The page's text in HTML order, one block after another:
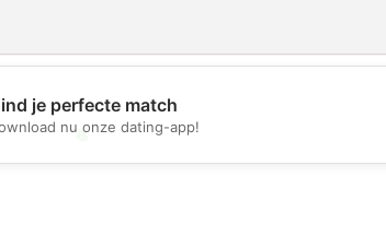
💖
je perfecte match
nu onze dating-app!